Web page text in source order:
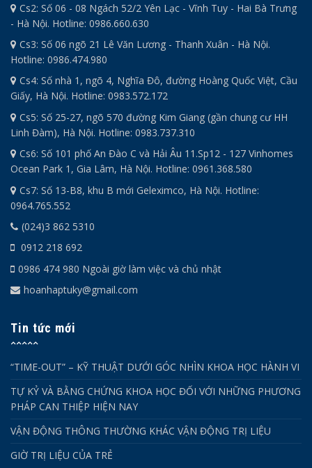
Cs2: Số 06 - 08 Ngách 52/2 Yên Lạc - Vĩnh Tuy - Hai Bà Trưng
- Hà Nội. Hotline: 0986.660.630
Cs3: Số 06 ngõ 21 Lê Văn Lương - Thanh Xuân - Hà Nội.
Hotline: 0986.474.980
Cs4: Số nhà 1, ngõ 4, Nghĩa Đô, đường Hoàng Quốc Việt, Cầu
Giấy, Hà Nội. Hotline: 0983.572.172
Cs5: Số 25-27, ngõ 570 đường Kim Giang (gần chung cư HH
Linh Đàm), Hà Nội. Hotline: 0983.737.310
Cs6: Số 101 phố An Đào C và Hải Âu 11.Sp12 - 127 Vinhomes
Ocean Park 1, Gia Lâm, Hà Nội. Hotline: 0961.368.580
Cs7: Số 13-B8, khu B mới Geleximco, Hà Nội. Hotline:
0964.765.552
(024)3 862 5310
0912 218 692
0986 474 980 Ngoài giờ làm việc và chủ nhật
hoanhaptuky@gmail.com
Tin tức mới
“TIME-OUT” – KỸ THUẬT DƯỚI GÓC NHÌN KHOA HỌC HÀNH VI
TỰ KỶ VÀ BẰNG CHỨNG KHOA HỌC ĐỐI VỚI NHỮNG PHƯƠNG
PHÁP CAN THIỆP HIỆN NAY
VẬN ĐỘNG THÔNG THƯỜNG KHÁC VẬN ĐỘNG TRỊ LIỆU
GIỜ TRỊ LIỆU CỦA TRẺ